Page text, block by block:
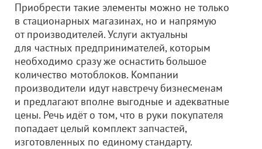
Приобрести такие элементы можно не только
в стационарных магазинах, но и напрямую
от производителей. Услуги актуальны
для частных предпринимателей, которым
необходимо сразу же оснастить большое
количество мотоблоков. Компании
производители идут навстречу бизнесменам
и предлагают вполне выгодные и адекватные
цены. Речь идёт о том, что в руки покупателя
попадает целый комплект запчастей,
изготовленных по единому стандарту.